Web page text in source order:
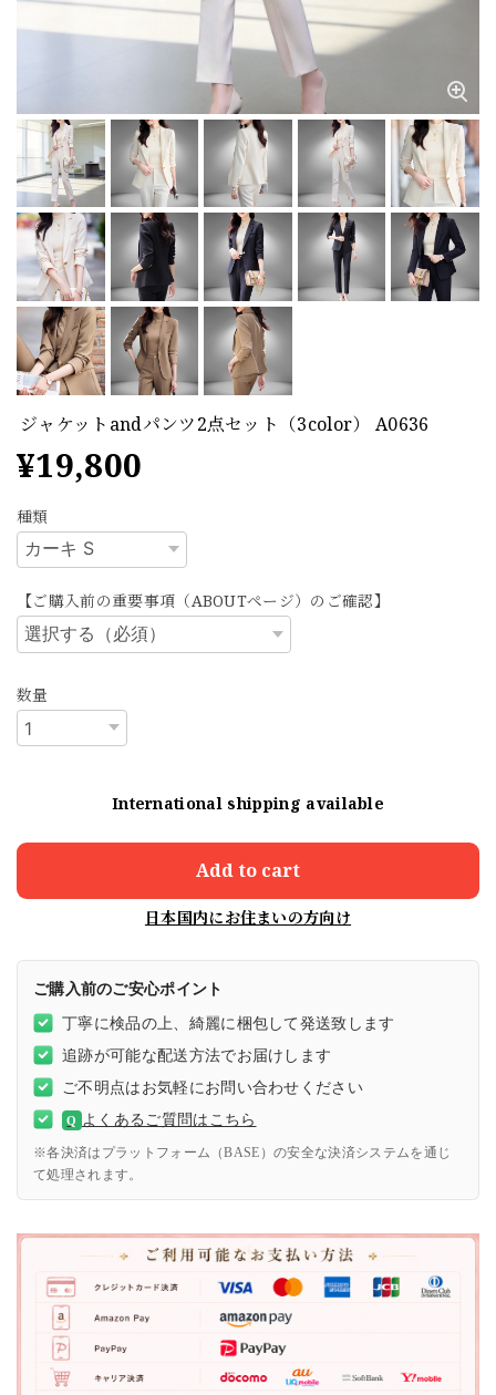
ジャケットandパンツ2点セット（3color） A0636
¥19,800
種類
【ご購入前の重要事項（ABOUTページ）のご確認】
数量
International shipping available
Add to cart
日本国内にお住まいの方向け
ご購入前のご安心ポイント
丁寧に検品の上、綺麗に梱包して発送致します
追跡が可能な配送方法でお届けします
ご不明点はお気軽にお問い合わせください
Q よくあるご質問はこちら
※各決済はプラットフォーム（BASE）の安全な決済システムを通じ
て処理されます。